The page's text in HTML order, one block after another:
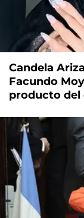
Candela
Facundo
producto del